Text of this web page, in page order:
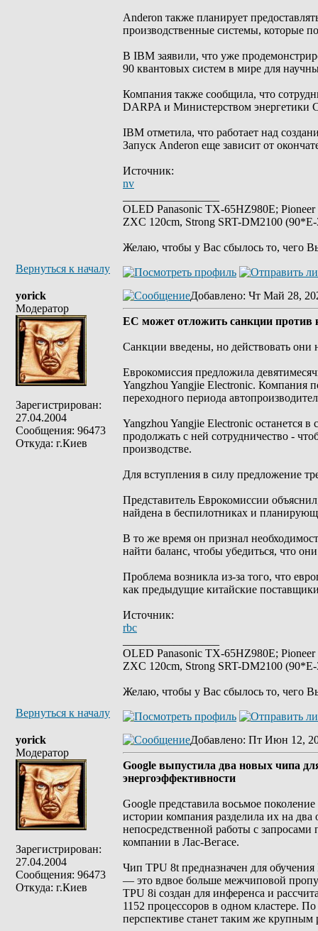
Anderon также планирует
производственные системы, которые
В IBM заявили, что уже
90 квантовых систем в мире для
Компания также сообщила, что
DARPA и Министерством
IBM отметила, что работает над
Запуск Anderon еще зависит от
Источник:
nv
OLED Panasonic TX-65HZ980E;
ZXC 120cm, Strong SRT-DM2100
Желаю, чтобы у Вас сбылось то, чего
Вернуться к началу
yorick
Модератор
Зарегистрирован:
27.04.2004
Сообщения: 96473
Откуда: г.Киев
Добавлено: Чт Май 28,
ЕС может отложить санкции против
Санкции введены, но действовать они
Еврокомиссия предложила
Yangzhou Yangjie Electronic. Компания
переходного периода
Yangzhou Yangjie Electronic останется
продолжать с ней сотрудничество -
производстве.
Для вступления в силу предложение
Представитель Еврокомиссии
найдена в беспилотниках и
В то же время он признал
найти баланс, чтобы убедиться, что
Проблема возникла из-за того, что
как предыдущие китайские
Источник:
rbc
OLED Panasonic TX-65HZ980E;
ZXC 120cm, Strong SRT-DM2100
Желаю, чтобы у Вас сбылось то, чего
Вернуться к началу
yorick
Модератор
Зарегистрирован:
27.04.2004
Сообщения: 96473
Откуда: г.Киев
Добавлено: Пт Июн 12,
Google выпустила два новых чипа
энергоэффективности
Google представила восьмое
истории компания разделила их на
непосредственной работы с
компании в Лас-Вегасе.
Чип TPU 8t предназначен для
— это вдвое больше межчиповой
TPU 8i создан для инференса и
1152 процессоров в одном кластере.
перспективе станет таким же